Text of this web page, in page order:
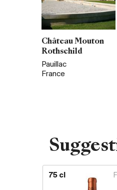
Château Mouton
Rothschild
Pauillac
France
75 cl